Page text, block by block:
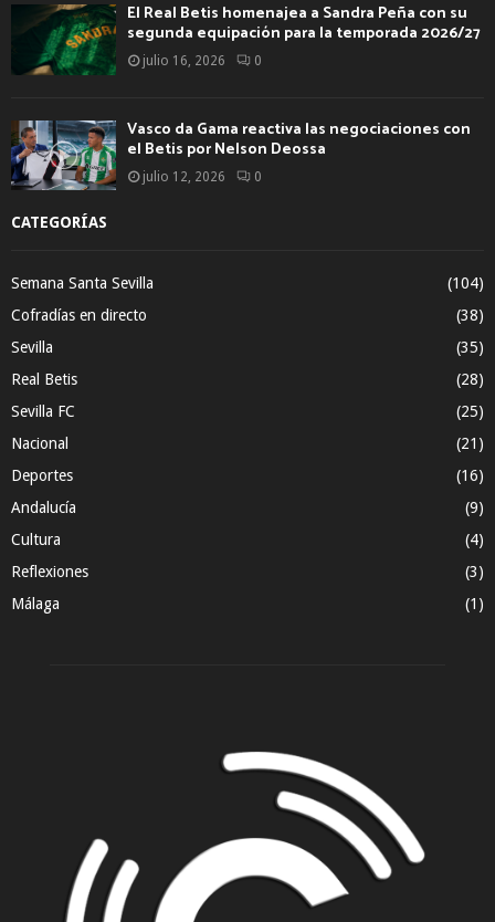
El Real Betis homenajea a Sandra Peña con su
segunda equipación para la temporada 2026/27
julio 16, 2026 0
Vasco da Gama reactiva las negociaciones con
el Betis por Nelson Deossa
julio 12, 2026 0
CATEGORÍAS
Semana Santa Sevilla
(104)
Cofradías en directo
(38)
Sevilla
(35)
Real Betis
(28)
Sevilla FC
(25)
Nacional
(21)
Deportes
(16)
Andalucía
(9)
Cultura
(4)
Reflexiones
(3)
Málaga
(1)